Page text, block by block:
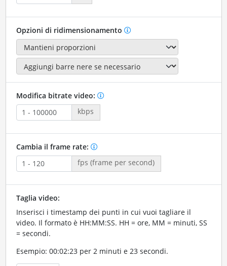
Opzioni di ridimensionamento
Modifica bitrate video:
kbps
Cambia il frame rate:
fps (frame per second)
Taglia video:
Inserisci i timestamp dei punti in cui vuoi tagliare il
video. Il formato è HH:MM:SS. HH = ore, MM = minuti, SS
= secondi.
Esempio: 00:02:23 per 2 minuti e 23 secondi.